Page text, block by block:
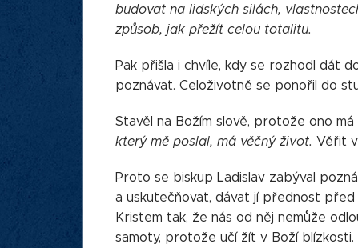
budovat na lidských silách,
způsob, jak přežít celou totalitu.
Pak přišla i chvíle, kdy se rozhodl dát
poznávat. Celoživotně se ponořil do
Stavěl na Božím slově, protože ono
který mě poslal, má věčný život. Věřit
Proto se biskup Ladislav zabýval
a uskutečňovat, dávat jí přednost
Kristem tak, že nás od něj nemůže
samoty, protože učí žít v Boží